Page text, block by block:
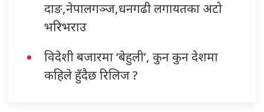
दाङ,नेपालगञ्ज,धनगढी लगायतका अटो
भरिभराउ
विदेशी बजारमा ‘बेहुली’, कुन कुन देशमा
कहिले हुँदैछ रिलिज ?